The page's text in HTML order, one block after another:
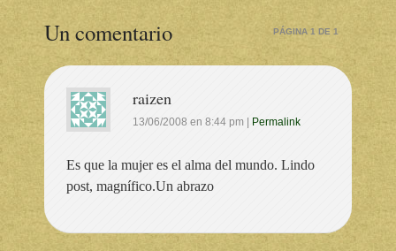
Un comentario PÁGINA 1 DE 1
raizen
13/06/2008 en 8:44 pm | Permalink
Es que la mujer es el alma del mundo. Lindo
post, magnífico.Un abrazo